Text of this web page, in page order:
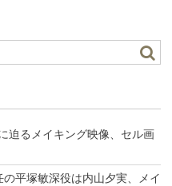
迫るメイキング映像、セル画
の平塚敏深役は内山夕実、メイ